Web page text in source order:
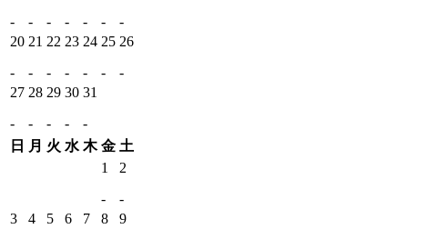
-
-
-
-
-
-
-
20
-
21
-
22
-
23
-
24
-
25
-
26
-
27
-
28
-
29
-
30
-
31
-
日
月 火 水 木 金 土
1
-
2
-
3
4
5
6
7
8
9